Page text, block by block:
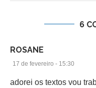
6
ROSANE
17 de fevereiro - 15:30
adorei os textos vou